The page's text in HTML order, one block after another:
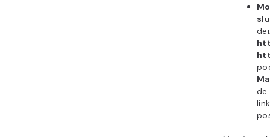
de